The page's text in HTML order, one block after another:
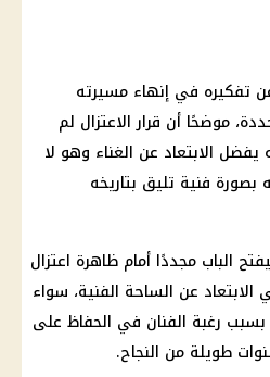
تفكيره في إنهاء مسيرته
موضحًا أن قرار الاعتزال لم
الابتعاد عن الغناء وهو لا
فنية تليق بتاريخه
الباب مجددًا أمام ظاهرة اعتزال
عن الساحة الفنية، سواء
رغبة الفنان في الحفاظ على
طويلة من النجاح.